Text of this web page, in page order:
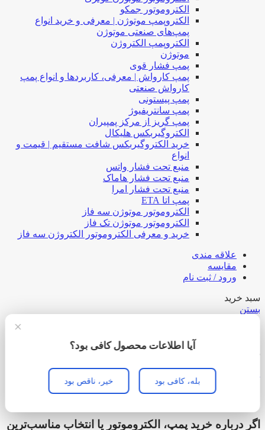
الکتروموتور جمکو
الکتروپمپ موتوژن | معرفی و خرید انواع
پمپ‌های صنعتی موتوژن
الکتروپمپ الکتروژن
موتوژن
پمپ فشار قوی
پمپ کارواش | معرفی، کاربردها و انواع پمپ
کارواش صنعتی
پمپ پیستونی
پمپ سانتریفیوژ
پمپ گریز از مرکز پمپیران
الکتروگیربکس هلیکال
خرید الکتروگیربکس شافت مستقیم | قیمت و
انواع
منبع تحت فشار واتس
منبع تحت فشار هاماک
منبع تحت فشار امرا
پمپ اتا ETA
الکتروموتور موتوژن سه فاز
الکتروموتور موتوژن تک فاز
خرید و معرفی الکتروموتور الکتروژن سه فاز
علاقه مندی
مقایسه
ورود / ثبت نام
سبد خرید
بستن
هنوز حساب کاربری ندارید؟
ایجاد حساب کاربری
نیاز به راهنمایی دارید؟
اگر درباره خرید پمپ، الکتروموتور یا انتخاب مناسب‌ترین
×
آیا اطلاعات محصول کافی بود؟
بله، کافی بود خیر، ناقص بود